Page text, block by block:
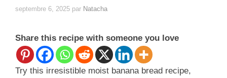
septembre 6, 2025 par Natacha
Share this recipe with someone you love
Try this irresistible moist banana bread recipe,